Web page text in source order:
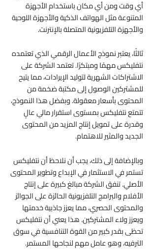
أي وقت ومن أي مكان باستخدام الأجهزة
المتنوعة مثل الهواتف الذكية والأجهزة اللوحية
والأجهزة التلفزيونية المتصلة بالإنترنت.
ثالثًا، يعتبر نموذج الأعمال الرقمي الذي تعتمده
نتفليكس مهمًا ومبتكرًا. تعتمد الشركة على
الاشتراكات الشهرية لتوليد الإيرادات، مما يتيح
للمشتركين الوصول إلى مكتبة ضخمة من
المحتوى بأسعار معقولة. وبفضل هذا النموذج،
تتمتع نتفليكس بمستوى استقرار مالي عالٍ
وقدرة على تمويل إنتاج المزيد من المحتوى
الجديد والمثير للاهتمام.
وبالإضافة إلى ذلك، يجب أن نلاحظ أن نتفليكس
تستمر في الاستثمار في الإبداع وتطوير المحتوى
الأصلي. تنفق الشركة مبالغ كبيرة على إنتاج
الأفلام والبرامج التلفزيونية الحائزة على الجوائز
والمحتوى الحصري، مما يعزز جاذبية خدمتها
ويعزز ولاء المشتركين. هذا يعني أن نتفليكس
تحظى بقدر كبير من القوة التنافسية في سوق
الترفيه، وهو عامل مهم لنجاحها المستمر.